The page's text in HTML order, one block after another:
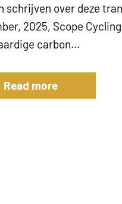
schrijven over deze
2025, Scope
carbon...
Read more